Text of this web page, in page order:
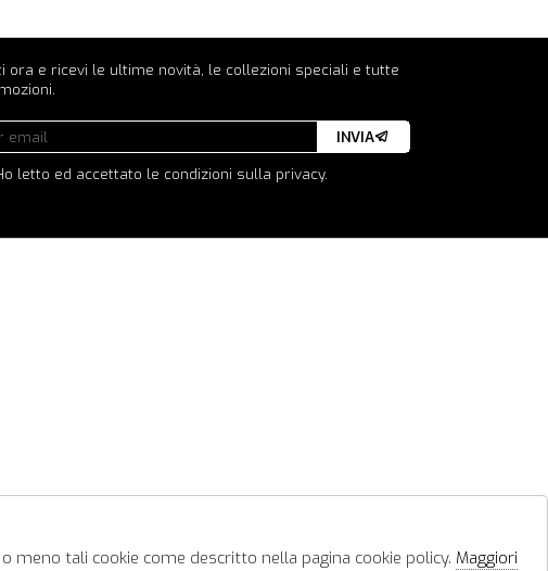
ora e ricevi le ultime novità, le collezioni speciali e tutte
letto ed accettato le condizioni sulla privacy.
INVIA
meno tali cookie come descritto nella pagina cookie policy. Maggiori